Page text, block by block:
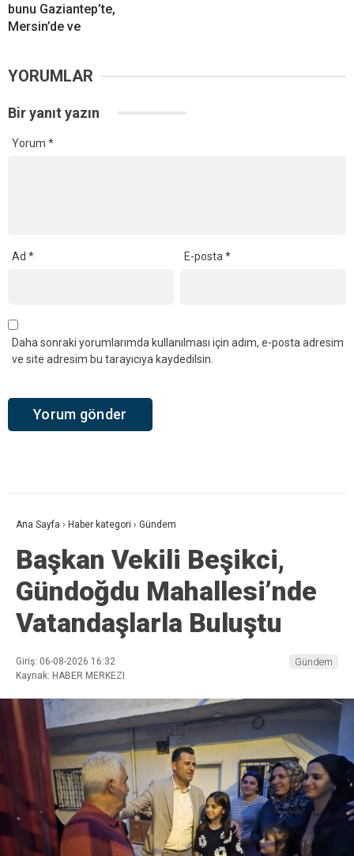
bunu Gaziantep’te,
Mersin’de ve
YORUMLAR
Bir yanıt yazın
Yorum *
Ad * E-posta*
Daha sonraki yorumlarımda kullanılması için adım, e-posta adresim
ve site adresim bu tarayıcıya kaydedilsin.
Ana Sayfa › Haber kategori › Gündem
Başkan Vekili Beşikci,
Gündoğdu Mahallesi’nde
Vatandaşlarla Buluştu
Giriş: 06-08-2026 16:32
Kaynak: HABER MERKEZI
Gündem